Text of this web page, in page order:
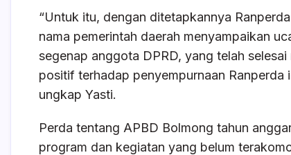
“Untuk itu, dengan ditetapkannya
nama pemerintah daerah menyampaikan
segenap anggota DPRD, yang telah
positif terhadap penyempurnaan Ranperda
ungkap Yasti.
Perda tentang APBD Bolmong tahun
program dan kegiatan yang belum